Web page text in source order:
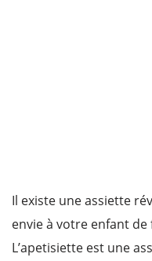
Il existe une assiette
envie à votre enfant
L’apetisiette est une